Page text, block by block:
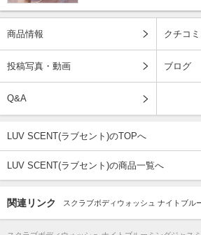
商品情報 クチコミ
投稿写真・動画 ブログ
Q&A
LUV SCENT(ラブセント)のTOPへ
LUV SCENT(ラブセント)の商品一覧へ
関連リンク スクラブボディウォッシュ ナイトブル